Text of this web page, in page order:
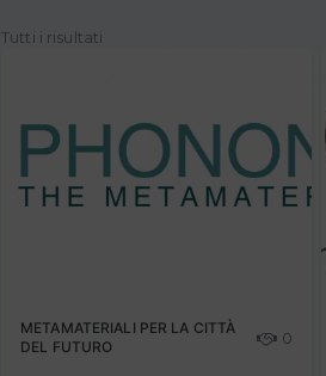
Tutti i risultati
METAMATERIALI PER LA CITTÀ
DEL FUTURO
0